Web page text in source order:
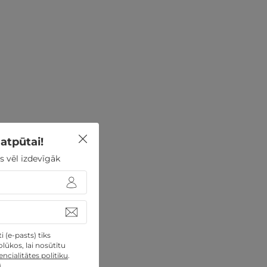
vēl izdevīgāk
(e-pasts) tiks
lai nosūtītu
politiku.